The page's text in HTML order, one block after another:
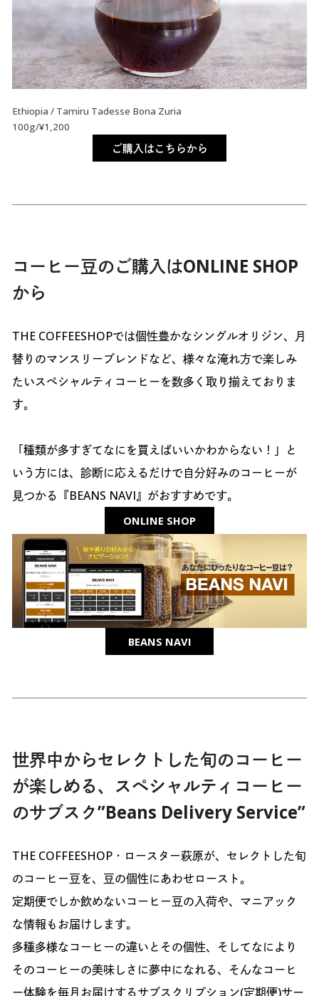
Ethiopia / Tamiru Tadesse Bona Zuria
100g/¥1,200
ご購入はこちらから
コーヒー豆のご購入はONLINE SHOP
から
THE COFFEESHOPでは個性豊かなシングルオリジン、月
替りのマンスリーブレンドなど、様々な淹れ方で楽しみ
たいスペシャルティコーヒーを数多く取り揃えておりま
す。
「種類が多すぎてなにを買えばいいかわからない！」と
いう方には、診断に応えるだけで自分好みのコーヒーが
見つかる『BEANS NAVI』がおすすめです。
ONLINE SHOP
BEANS NAVI
世界中からセレクトした旬のコーヒー
が楽しめる、スペシャルティコーヒー
のサブスク”Beans Delivery Service”
THE COFFEESHOP・ロースター萩原が、セレクトした旬
のコーヒー豆を、豆の個性にあわせロースト。
定期便でしか飲めないコーヒー豆の入荷や、マニアック
な情報もお届けします。
多種多様なコーヒーの違いとその個性、そしてなにより
そのコーヒーの美味しさに夢中になれる、そんなコーヒ
ー体験を毎月お届けするサブスクリプション(定期便)サー